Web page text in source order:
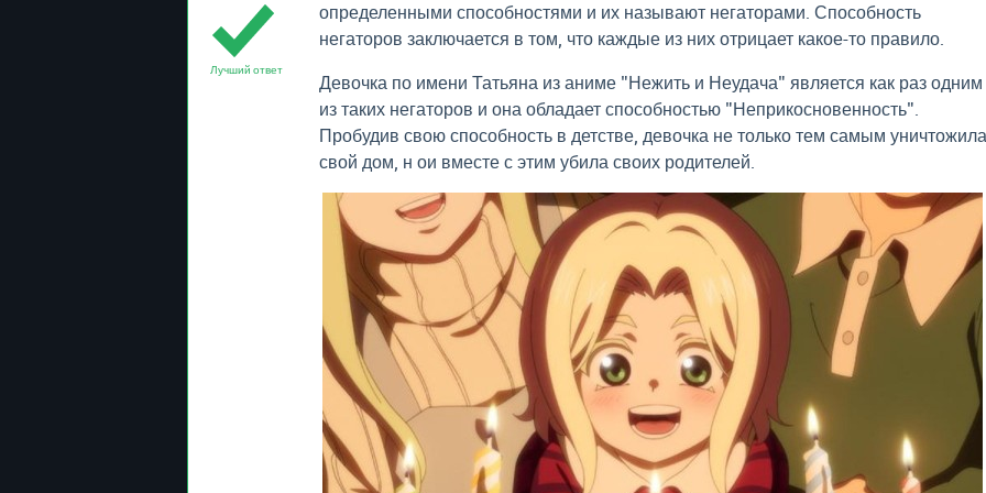
Лучший ответ
определенными способностями и их называют негаторами. Способность
негаторов заключается в том, что каждые из них отрицает какое-то правило.
Девочка по имени Татьяна из аниме "Нежить и Неудача" является как раз одним
из таких негаторов и она обладает способностью "Неприкосновенность".
Пробудив свою способность в детстве, девочка не только тем самым уничтожила
свой дом, н ои вместе с этим убила своих родителей.